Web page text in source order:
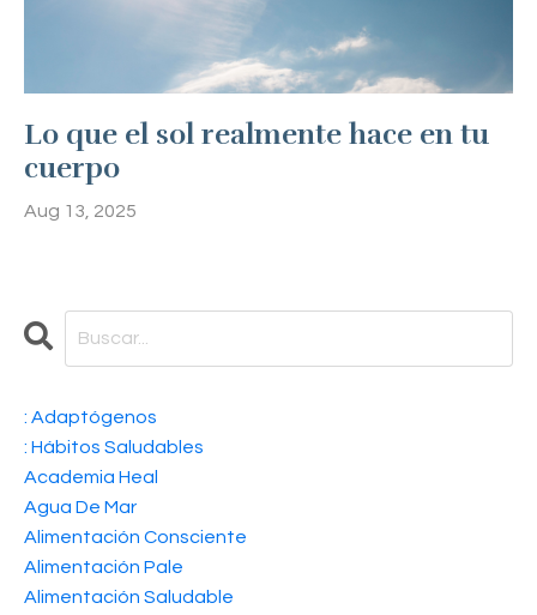
Lo que el sol realmente hace en tu
cuerpo
Aug 13, 2025
: Adaptógenos
: Hábitos Saludables
Academia Heal
Agua De Mar
Alimentación Consciente
Alimentación Pale
Alimentación Saludable